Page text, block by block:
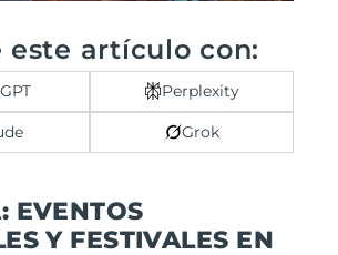
este artículo con:
Perplexity
Grok
EVENTOS
Y FESTIVALES EN